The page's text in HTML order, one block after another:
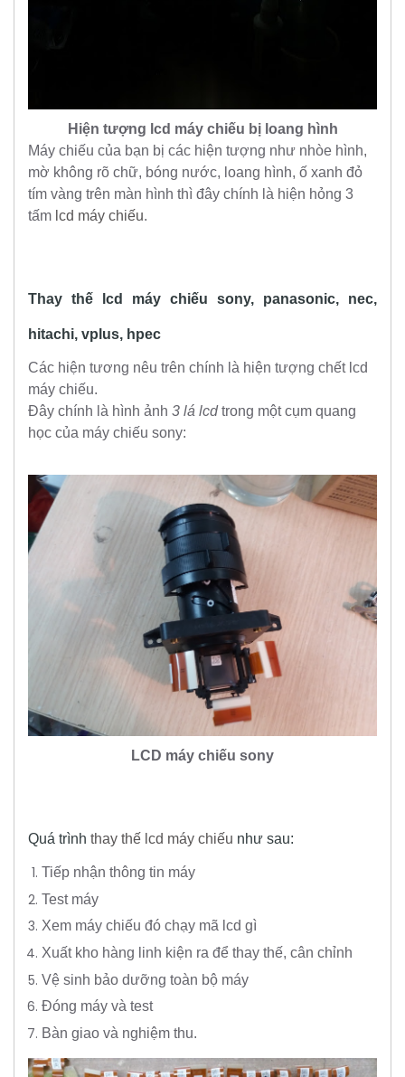
Hiện tượng lcd máy chiếu bị loang hình
Máy chiếu của bạn bị các hiện tượng như nhòe hình,
mờ không rõ chữ, bóng nước, loang hình, ố xanh đỏ
tím vàng trên màn hình thì đây chính là hiện hỏng 3
tấm lcd máy chiếu.
Thay thế lcd máy chiếu sony, panasonic, nec,
hitachi, vplus, hpec
Các hiện tương nêu trên chính là hiện tượng chết lcd
máy chiếu.
Đây chính là hình ảnh 3 lá lcdtrong một cụm quang
học của máy chiếu sony:
LCD máy chiếu sony
Quá trình thay thế lcd máy chiếu như sau:
Tiếp nhận thông tin máy
Test máy
Xem máy chiếu đó chạy mã lcd gì
Xuất kho hàng linh kiện ra để thay thế, cân chỉnh
Vệ sinh bảo dưỡng toàn bộ máy
Đóng máy và test
Bàn giao và nghiệm thu.